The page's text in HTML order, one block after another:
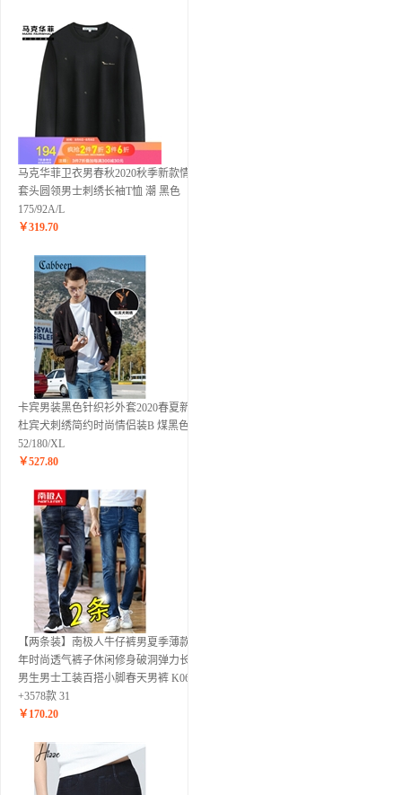
马克华菲卫衣男春秋2020秋季新款情侣
套头圆领男士刺绣长袖T恤 潮 黑色
175/92A/L
￥319.70
卡宾男装黑色针织衫外套2020春夏新款
杜宾犬刺绣简约时尚情侣装B 煤黑色01
52/180/XL
￥527.80
【两条装】南极人牛仔裤男夏季薄款青
年时尚透气裤子休闲修身破洞弹力长裤
男生男士工装百搭小脚春天男裤 K06款
+3578款 31
￥ 170.20